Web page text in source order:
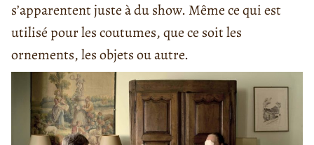
s’apparentent juste à du show. Même ce qui est
utilisé pour les coutumes, que ce soit les
ornements, les objets ou autre.